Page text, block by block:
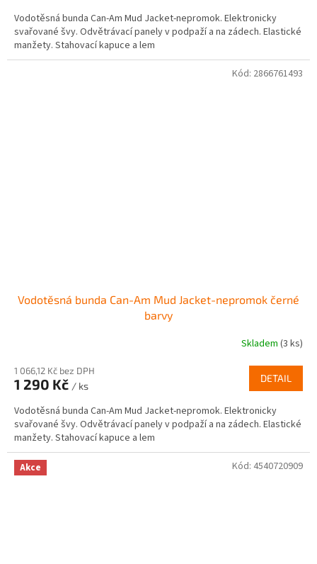
Vodotěsná bunda Can-Am Mud Jacket-nepromok. Elektronicky
svařované švy. Odvětrávací panely v podpaží a na zádech. Elastické
manžety. Stahovací kapuce a lem
Vodotěsná bunda Can-Am Mud Jacket-nepromok černé
barvy
Skladem (3 ks)
1 066,12 Kč bez DPH
1 290 Kč / ks
DETAIL
Vodotěsná bunda Can-Am Mud Jacket-nepromok. Elektronicky
svařované švy. Odvětrávací panely v podpaží a na zádech. Elastické
manžety. Stahovací kapuce a lem
Kód: 2866761493
Akce Kód: 4540720909